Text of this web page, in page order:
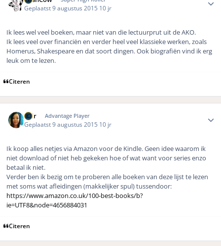
Geplaatst9 augustus 2015 10 jr
Ik lees wel veel boeken, maar niet van die lectuurprut uit de AKO.
Ik lees veel over financiën en verder heel veel klassieke werken, zoals
Homerus, Shakespeare en dat soort dingen. Ook biografiën vind ik erg
leuk om te lezen.
Citeren
Shir Advantage Player
Geplaatst9 augustus 2015 10 jr
Ik koop alles netjes via Amazon voor de Kindle. Geen idee waarom ik
niet download of niet heb gekeken hoe of wat want voor series enzo
betaal ik niet.
Verder ben ik bezig om te proberen alle boeken van deze lijst te lezen
met soms wat afleidingen (makkelijker spul) tussendoor:
https://www.amazon.co.uk/100-best-books/b?
ie=UTF8&node=4656884031
Citeren